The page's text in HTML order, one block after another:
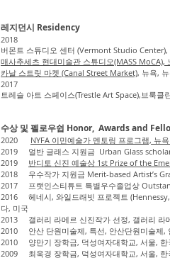
레지던시 Residency
2018
버몬트 스튜디오 센터 (Vermont Studio Center),
매사추세츠 현대미술관 스튜디오(MASS MoCA),
카날 스트릿 마켓 (Canal Street Market), 뉴욕,
2017
트레슬 아트 스페이스(Trestle Art Space),브룩클
수상 및 펠로우쉽 Honor, Awards and
2020 NYFA 이민예술가 멘토링 프로그램, 뉴
2019 얼반 글래스 지원금 Urban Glass
2019 반디토 신진 예술상 1st Prize of the
2018 우수작가 지원금 Merit-based Artist’s
2017 프랫인스티튜트 특별우수졸업상
2016 헤네시, 와일드래빗 프로젝트
다, 미국
2013 갤러리 라메르 신진작가 선정, 갤러리 라
2010 안산 단원미술제, 특선, 안산단원미술제,
2010 양만기 장학금, 덕성여자대학교, 서울, 한
2009 최욱경 장학금, 덕성여자대학교, 서울, 한